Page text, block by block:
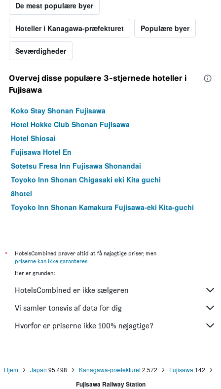
De mest populære byer
Hoteller i Kanagawa-præfekturet Populære byer
Seværdigheder
Overvej disse populære 3-stjernede hoteller i
Fujisawa
Koko Stay Shonan Fujisawa
Hotel Hokke Club Shonan Fujisawa
Hotel Shiosai
Fujisawa Hotel En
Sotetsu Fresa Inn Fujisawa Shonandai
Toyoko Inn Shonan Chigasaki eki Kita guchi
8hotel
Toyoko Inn Shonan Kamakura Fujisawa-eki Kita-guchi
*
HotelsCombined prøver altid at få nøjagtige priser, men
priserne kan ikke garanteres.
Her er grunden:
HotelsCombined er ikke sælgeren
Vi samler tonsvis af data for dig
Hvorfor er priserne ikke 100% nøjagtige?
Hjem Japan 95.498 Kanagawa-præfekturet2.572 Fujisawa 142
Fujisawa Railway Station